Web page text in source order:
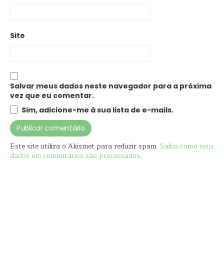
Site
Salvar meus dados neste navegador para a próxima
vez que eu comentar.
Sim, adicione-me à sua lista de e-mails.
Este site utiliza o Akismet para reduzir spam. Saiba como seus
dados em comentários são processados.